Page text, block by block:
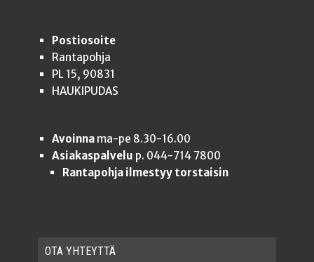
Postiosoite
Rantapohja
PL 15, 90831
HAUKIPUDAS
Avoinnama-pe 8.30-16.00
Asiakaspalvelu p. 044-714 7800
Rantapohja ilmestyy torstaisin
OTA YHTEYT­TÄ